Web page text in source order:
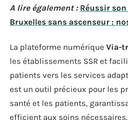
A lire également : Réussir
Bruxelles sans ascenseur :
La plateforme numérique Via-
les établissements SSR et
patients vers les services
est un outil précieux pour les
santé et les patients,
efficient aux soins nécessaires.